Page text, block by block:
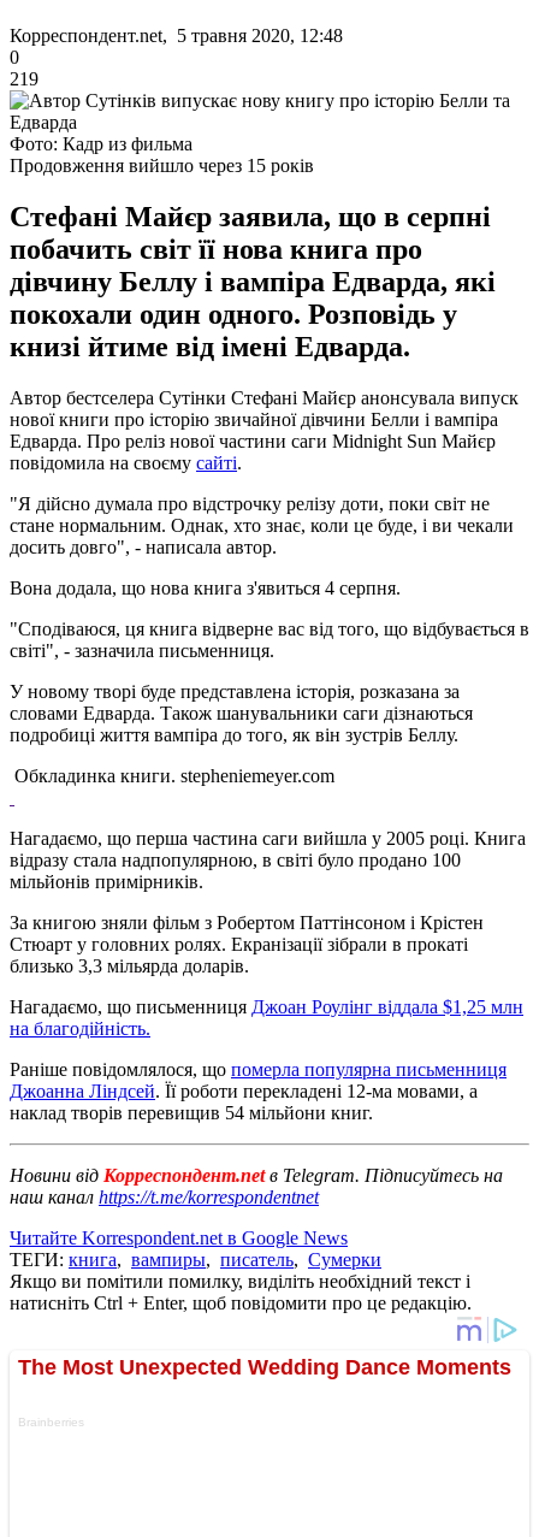
Корреспондент.net, 5 травня 2020, 12:48
0
219
Фото: Кадр из фильма
Продовження вийшло через 15 років
Стефані Майєр заявила, що в серпні
побачить світ її нова книга про
дівчину Беллу і вампіра Едварда, які
покохали один одного. Розповідь у
книзі йтиме від імені Едварда.
Автор бестселера Сутінки Стефані Майєр анонсувала випуск
нової книги про історію звичайної дівчини Белли і вампіра
Едварда. Про реліз нової частини саги Midnight Sun Майєр
повідомила на своєму сайті.
"Я дійсно думала про відстрочку релізу доти, поки світ не
стане нормальним. Однак, хто знає, коли це буде, і ви чекали
досить довго", - написала автор.
Вона додала, що нова книга з'явиться 4 серпня.
"Сподіваюся, ця книга відверне вас від того, що відбувається в
світі", - зазначила письменниця.
У новому творі буде представлена ​​історія, розказана за
словами Едварда. Також шанувальники саги дізнаються
подробиці життя вампіра до того, як він зустрів Беллу.
Обкладинка книги. stepheniemeyer.com
Нагадаємо, що перша частина саги вийшла у 2005 році. Книга
відразу стала надпопулярною, в світі було продано 100
мільйонів примірників.
За книгою зняли фільм з Робертом Паттінсоном і Крістен
Стюарт у головних ролях. Екранізації зібрали в прокаті
близько 3,3 мільярда доларів.
Нагадаємо, що письменниця Джоан Роулінг віддала $1,25 млн
на благодійність.
Раніше повідомлялося, що померла популярна письменниця
Джоанна Ліндсей. Її роботи перекладені 12-ма мовами, а
наклад творів перевищив 54 мільйони книг.
Новини від Корреспондент.netв Telegram. Підписуйтесь на
наш канал https://t.me/korrespondentnet
Читайте Korrespondent.net в Google News
ТЕГИ: книга, вампиры, писатель, Сумерки
Якщо ви помітили помилку, виділіть необхідний текст і
натисніть Ctrl + Enter, щоб повідомити про це редакцію.